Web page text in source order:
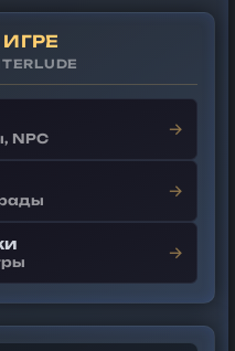
NPC →
→
→